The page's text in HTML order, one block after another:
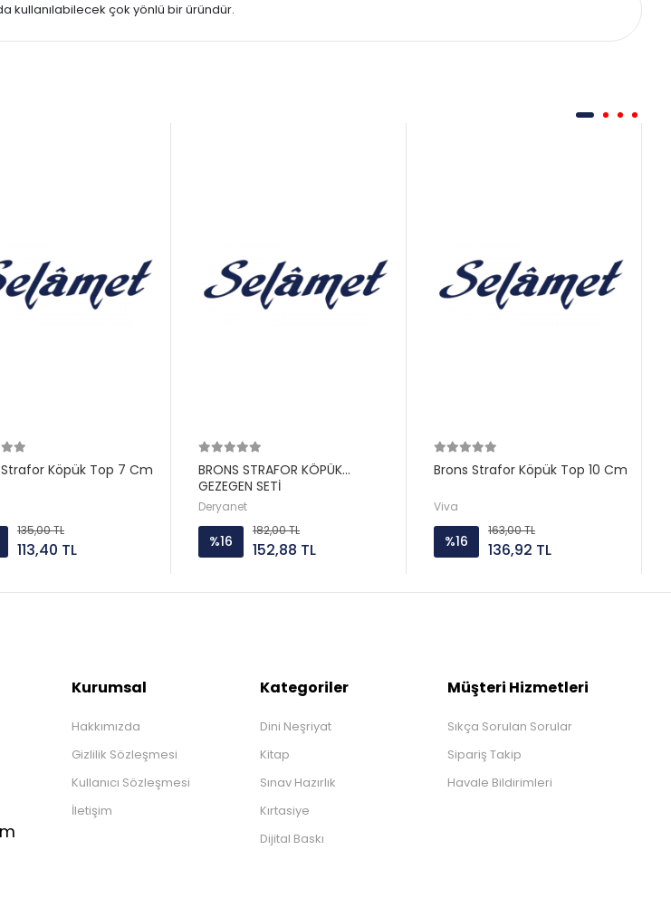
kullanılabilecek çok yönlü bir üründür.
Köpük Top 7 Cm
135,00 TL
113,40 TL
BRONS STRAFOR KÖPÜK
GEZEGEN SETİ
Deryanet
%16
182,00 TL
152,88 TL
Brons Strafor Köpük Top 10 Cm
Viva
%16
163,00 TL
136,92 TL
Kurumsal
Hakkımızda
Gizlilik Sözleşmesi
Kullanıcı Sözleşmesi
İletişim
Kategoriler
Dini Neşriyat
Kitap
Sınav Hazırlık
Kırtasiye
Dijital Baskı
Müşteri Hizmetleri
Sıkça Sorulan Sorular
Sipariş Takip
Havale Bildirimleri